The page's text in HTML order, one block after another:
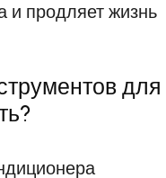
и продляет жизнь
для